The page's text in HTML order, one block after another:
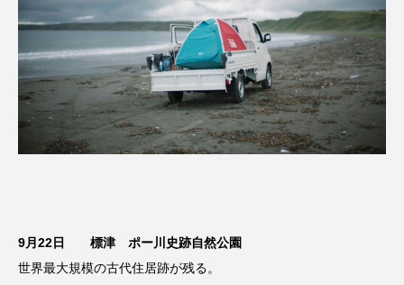
9月22日 標津 ポー川史跡自然公園
世界最大規模の古代住居跡が残る。